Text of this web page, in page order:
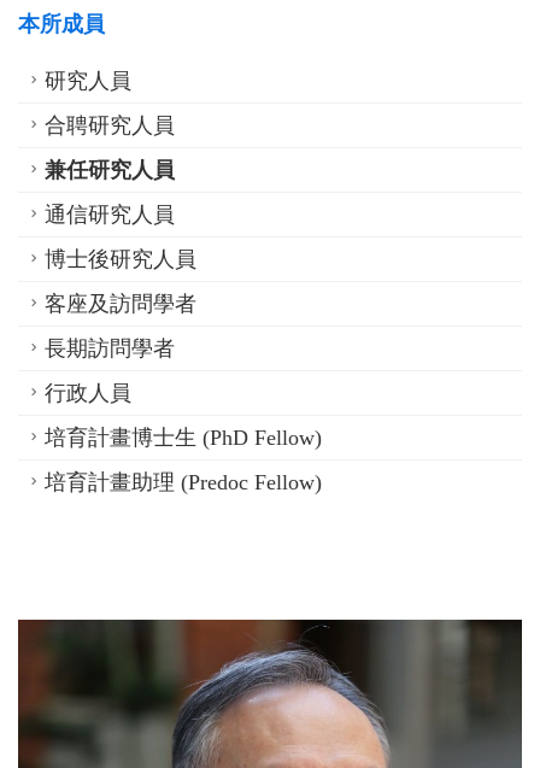
本所成員
研究人員
合聘研究人員
兼任研究人員
通信研究人員
博士後研究人員
客座及訪問學者
長期訪問學者
行政人員
培育計畫博士生 (PhD Fellow)
培育計畫助理 (Predoc Fellow)